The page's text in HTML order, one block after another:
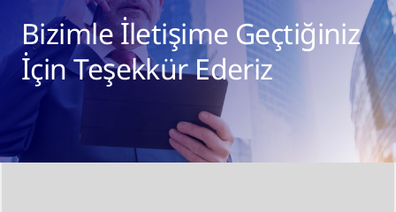
Bizimle İletişime Geçtiğiniz
İçin Teşekkür Ederiz